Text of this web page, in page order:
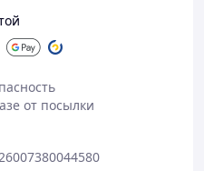
от посылки